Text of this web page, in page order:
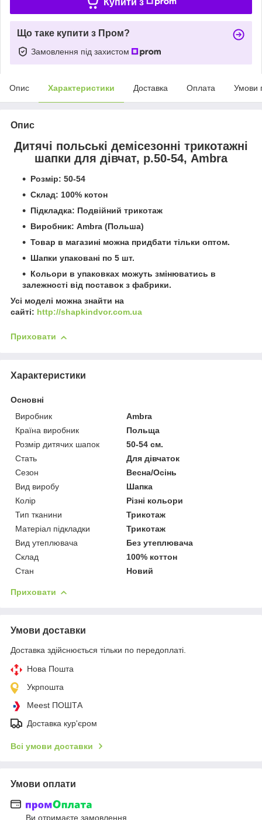
Що таке купити з Пром?
Замовлення під захистом
Опис Характеристики Доставка Оплата Умови
Опис
Дитячі польські демісезонні трикотажні
шапки для дівчат, р.50-54, Ambra
Розмір: 50-54
Склад: 100% котон
Підкладка: Подвійний трикотаж
Виробник: Ambra (Польша)
Товар в магазині можна придбати тільки оптом.
Шапки упаковані по 5 шт.
Кольори в упаковках можуть змінюватись в
залежності від поставок з фабрики.
Усі моделі можна знайти на
сайті: http://shapkindvor.com.ua
Приховати
Характеристики
Основні
Виробник
Ambra
Країна виробник
Польща
Розмір дитячих шапок
50-54 см.
Стать
Для дівчаток
Сезон
Весна/Осінь
Вид виробу
Шапка
Колір
Різні кольори
Тип тканини
Трикотаж
Матеріал підкладки
Трикотаж
Вид утеплювача
Без утеплювача
Склад
100% коттон
Стан
Новий
Приховати
Умови доставки
Доставка здійснюється тільки по передоплаті.
Нова Пошта
Укрпошта
Meest ПОШТА
Доставка кур'єром
Всі умови доставки
Умови оплати
Ви отримаєте замовлення